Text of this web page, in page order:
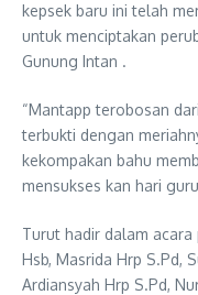
kepsek baru ini telah
untuk menciptakan
Gunung Intan .
“Mantapp terobosan
terbukti dengan
kekompakan bahu
mensukses kan hari
Turut hadir dalam
Hsb, Masrida Hrp S.Pd,
Ardiansyah Hrp S.Pd,